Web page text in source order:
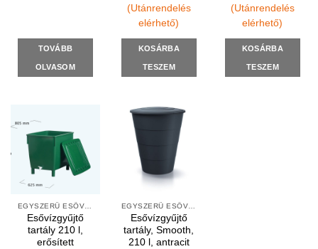
TOVÁBB
OLVASOM
(Utánrendelés
elérhető)
KOSÁRBA
TESZEM
(Utánrendelés
elérhető)
KOSÁRBA
TESZEM
Esővízgyűjtő
tartály 210 l,
erősített
Esővízgyűjtő
tartály, Smooth,
210 l, antracit